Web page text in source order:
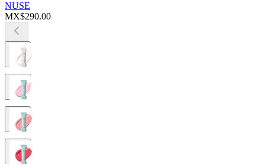
NUSE
MX$290.00